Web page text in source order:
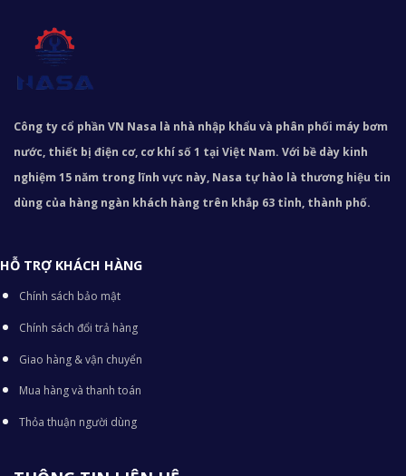
Công ty cổ phần VN Nasa là nhà nhập khẩu và phân phối máy bơm
nước, thiết bị điện cơ, cơ khí số 1 tại Việt Nam. Với bề dày kinh
nghiệm 15 năm trong lĩnh vực này, Nasa tự hào là thương hiệu tin
dùng của hàng ngàn khách hàng trên khắp 63 tỉnh, thành phố.
HỖ TRỢ KHÁCH HÀNG
Chính sách bảo mật
Chính sách đổi trả hàng
Giao hàng & vận chuyển
Mua hàng và thanh toán
Thỏa thuận người dùng